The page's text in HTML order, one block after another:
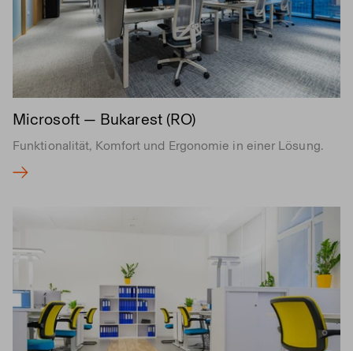
Microsoft — Bukarest (RO)
Funktionalität, Komfort und Ergonomie in einer Lösung.